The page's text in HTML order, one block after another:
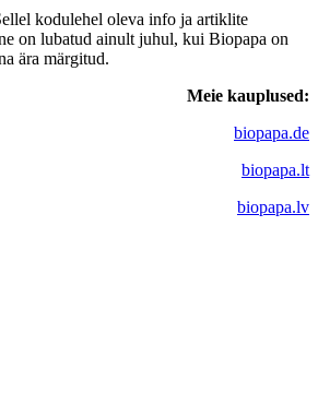
kodulehel oleva info ja artiklite
on lubatud ainult juhul, kui Biopapa on
ära märgitud.
Meie kauplused:
biopapa.de
biopapa.lt
biopapa.lv